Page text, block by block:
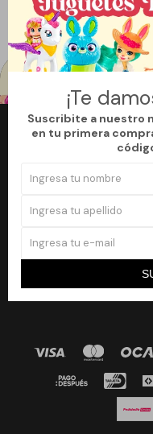
¡Te
Suscribite a nuestro
en tu primera